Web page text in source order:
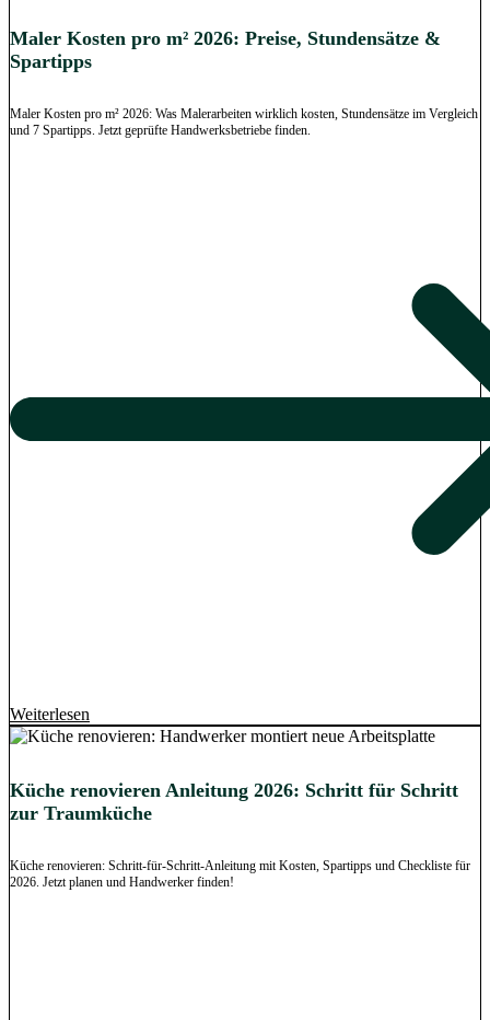
Maler Kosten pro m² 2026: Preise, Stundensätze &
Spartipps
Maler Kosten pro m² 2026: Was Malerarbeiten wirklich kosten, Stundensätze im Vergleich
und 7 Spartipps. Jetzt geprüfte Handwerksbetriebe finden.
Weiterlesen
Küche renovieren Anleitung 2026: Schritt für Schritt
zur Traumküche
Küche renovieren: Schritt-für-Schritt-Anleitung mit Kosten, Spartipps und Checkliste für
2026. Jetzt planen und Handwerker finden!